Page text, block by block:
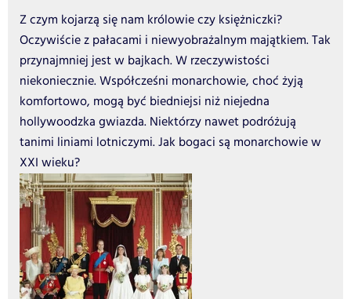
Z czym kojarzą się nam królowie czy księżniczki?
Oczywiście z pałacami i niewyobrażalnym majątkiem. Tak
przynajmniej jest w bajkach. W rzeczywistości
niekoniecznie. Współcześni monarchowie, choć żyją
komfortowo, mogą być biedniejsi niż niejedna
hollywoodzka gwiazda. Niektórzy nawet podróżują
tanimi liniami lotniczymi. Jak bogaci są monarchowie w
XXI wieku?